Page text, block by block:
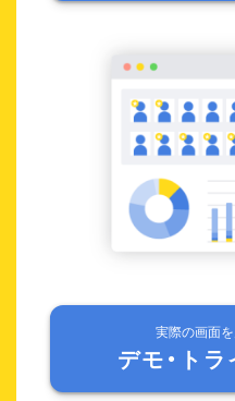
実際の画面
デモ・ト